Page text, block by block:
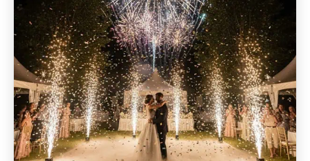
Online Meghívó
Ételfotózás
Esküvői Videó
AJÁNLATOT KÉREK
Látványos Nyitótáncot szeretnél?